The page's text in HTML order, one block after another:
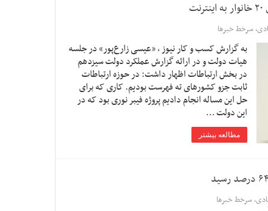
,سرخط خبرها
به گزارش کسب و کار نیوز ، «عیسی زارع‌پور» در جلسه
هیات دولت و در ارائه گزارش عملکرد دولت سیزدهم
در بخش ارتباطات اظهار داشت: در حوزه ارتباطات
ثابت جزو کشورهای ته فهرست بودیم. کاری که برای
حل این مساله انجام دادیم پروژه فیبر نوری بود که در
این دولت …
مطالعه بیشتر
,سرخط خبرها